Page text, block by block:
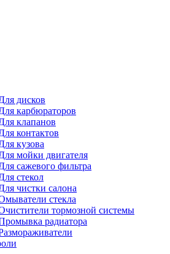
дисков
карбюраторов
клапанов
контактов
кузова
мойки двигателя
сажевого фильтра
стекол
чистки салона
стекла
тормозной системы
радиатора